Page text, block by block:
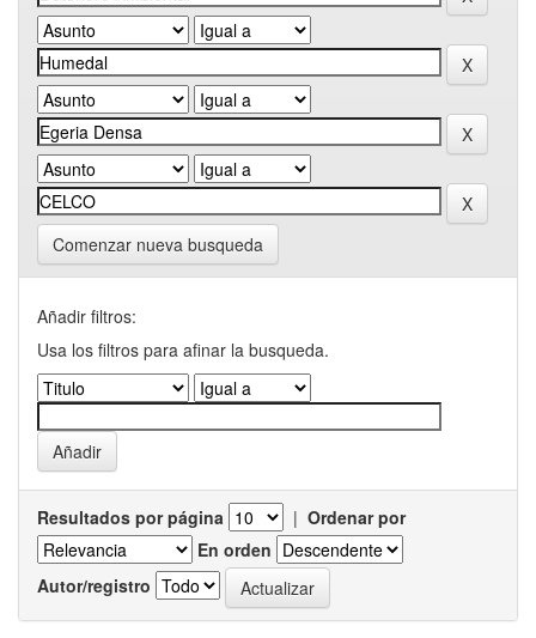
Comenzar nueva busqueda
Añadir filtros:
Usa los filtros para afinar la busqueda.
Resultados por página | Ordenar por
En orden
Autor/registro